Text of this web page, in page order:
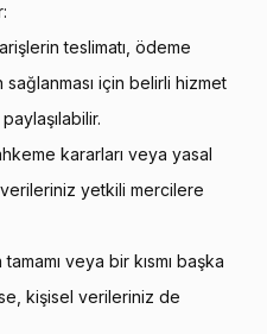
teslimatı, ödeme
için belirli hizmet
kararları veya yasal
yetkili mercilere
veya bir kısmı başka
kişisel verileriniz de